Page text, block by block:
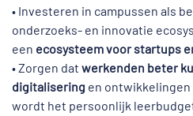
• Investeren in campussen als
onderzoeks- en innovatie
een ecosysteem voor startups
• Zorgen dat werkenden beter
digitalisering en ontwikkelingen
wordt het persoonlijk